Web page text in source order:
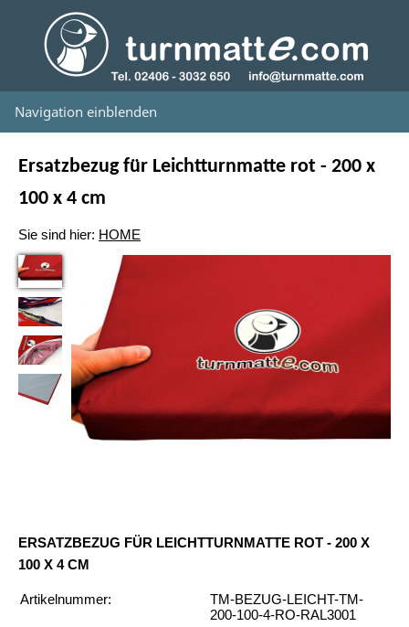
Navigation einblenden
Ersatzbezug für Leichtturnmatte rot - 200 x
100 x 4 cm
Sie sind hier: HOME
ERSATZBEZUG FÜR LEICHTTURNMATTE ROT - 200 X
100 X 4 CM
Artikelnummer:
TM-BEZUG-LEICHT-TM-
200-100-4-RO-RAL3001